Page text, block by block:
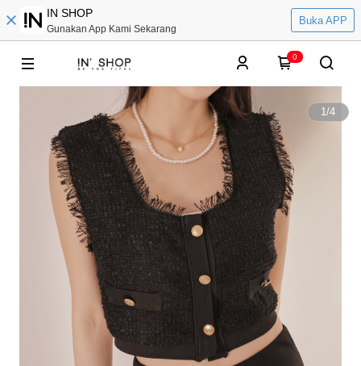
IN SHOP
Gunakan App Kami Sekarang
Buka APP
0
1/4